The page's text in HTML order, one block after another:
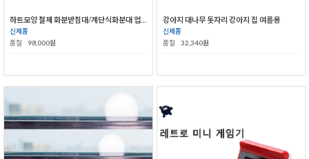
신제품
품절
98,000원
강아지 대나무 돗자리 강아지 집 여름용
신제품
품절
32,340원